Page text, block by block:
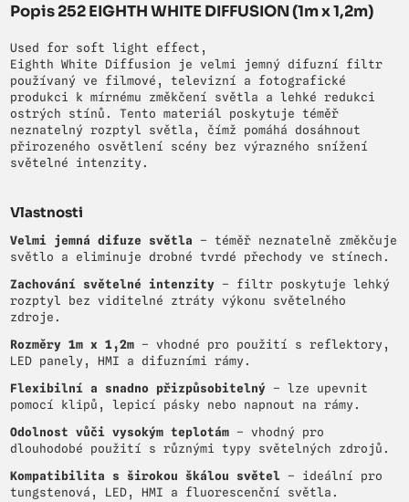
Popis 252 EIGHTH WHITE DIFFUSION (1m x 1,2m)
Used for soft light effect,
Eighth White Diffusion je velmi jemný difuzní filtr
používaný ve filmové, televizní a fotografické
produkci k mírnému změkčení světla a lehké redukci
ostrých stínů. Tento materiál poskytuje téměř
neznatelný rozptyl světla, čímž pomáhá dosáhnout
přirozeného osvětlení scény bez výrazného snížení
světelné intenzity.
Vlastnosti
Velmi jemná difuze světla – téměř neznatelně změkčuje
světlo a eliminuje drobné tvrdé přechody ve stínech.
Zachování světelné intenzity – filtr poskytuje lehký
rozptyl bez viditelné ztráty výkonu světelného
zdroje.
Rozměry 1m x 1,2m – vhodné pro použití s reflektory,
LED panely, HMI a difuzními rámy.
Flexibilní a snadno přizpůsobitelný – lze upevnit
pomocí klipů, lepicí pásky nebo napnout na rámy.
Odolnost vůči vysokým teplotám – vhodný pro
dlouhodobé použití s různými typy světelných zdrojů.
Kompatibilita s širokou škálou světel – ideální pro
tungstenová, LED, HMI a fluorescenční světla.